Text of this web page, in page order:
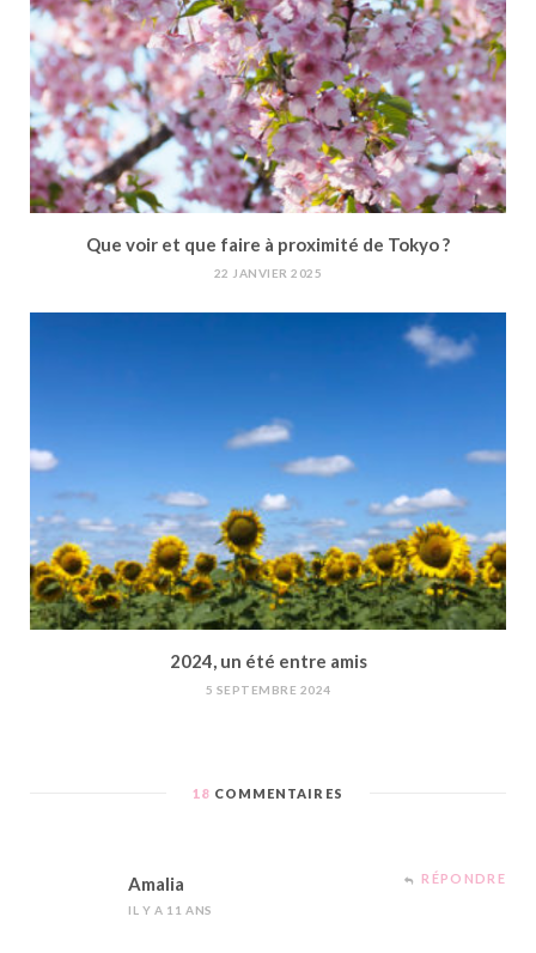
Que voir et que faire à proximité de Tokyo ?
22 JANVIER 2025
2024, un été entre amis
5 SEPTEMBRE 2024
18 COMMENTAIRES
Amalia
IL Y A 11 ANS
RÉPONDRE